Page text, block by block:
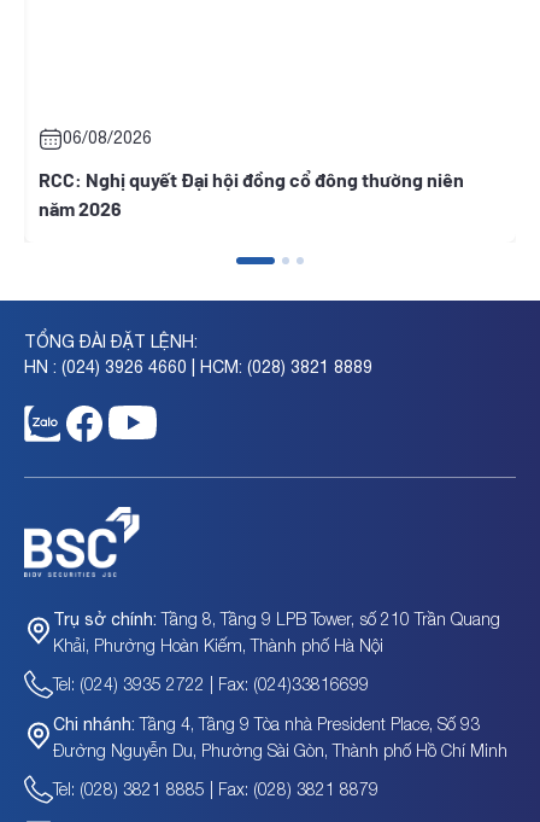
06/08/2026
RCC: Nghị quyết Đại hội đồng cổ đông thường niên
năm 2026
TỔNG ĐÀI ĐẶT LỆNH:
HN : (024) 3926 4660 | HCM: (028) 3821 8889
Trụ sở chính: Tầng 8, Tầng 9 LPB Tower, số 210 Trần Quang
Khải, Phường Hoàn Kiếm, Thành phố Hà Nội
Tel: (024) 3935 2722 | Fax: (024)33816699
Chi nhánh: Tầng 4, Tầng 9 Tòa nhà President Place, Số 93
Đường Nguyễn Du, Phường Sài Gòn, Thành phố Hồ Chí Minh
Tel: (028) 3821 8885 | Fax: (028) 3821 8879